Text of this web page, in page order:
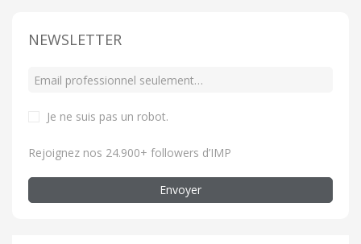
NEWSLETTER
Je ne suis pas un robot.
Rejoignez nos 24.900+ followers d’IMP
Envoyer